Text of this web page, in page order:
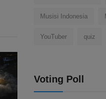
Musisi Indonesia
YouTuber quiz
Voting Poll